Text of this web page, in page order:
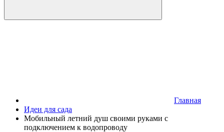
Главная
Идеи для сада
Мобильный летний душ своими руками с
подключением к водопроводу